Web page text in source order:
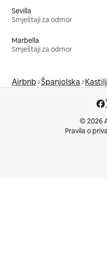
Sevilla
Smještaji za odmor
Marbella
Smještaji za odmor
Airbnb Španjolska
© 2026
Pravila o